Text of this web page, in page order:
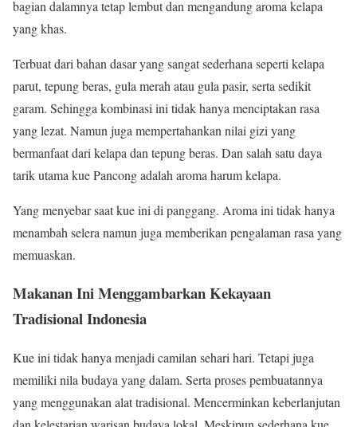
bagian dalamnya tetap lembut dan mengandung aroma kelapa
yang khas.
Terbuat dari bahan dasar yang sangat sederhana seperti kelapa
parut, tepung beras, gula merah atau gula pasir, serta sedikit
garam. Sehingga kombinasi ini tidak hanya menciptakan rasa
yang lezat. Namun juga mempertahankan nilai gizi yang
bermanfaat dari kelapa dan tepung beras. Dan salah satu daya
tarik utama kue Pancong adalah aroma harum kelapa.
Yang menyebar saat kue ini di panggang. Aroma ini tidak hanya
menambah selera namun juga memberikan pengalaman rasa yang
memuaskan.
Makanan Ini Menggambarkan Kekayaan
Tradisional Indonesia
Kue ini tidak hanya menjadi camilan sehari hari. Tetapi juga
memiliki nila budaya yang dalam. Serta proses pembuatannya
yang menggunakan alat tradisional. Mencerminkan keberlanjutan